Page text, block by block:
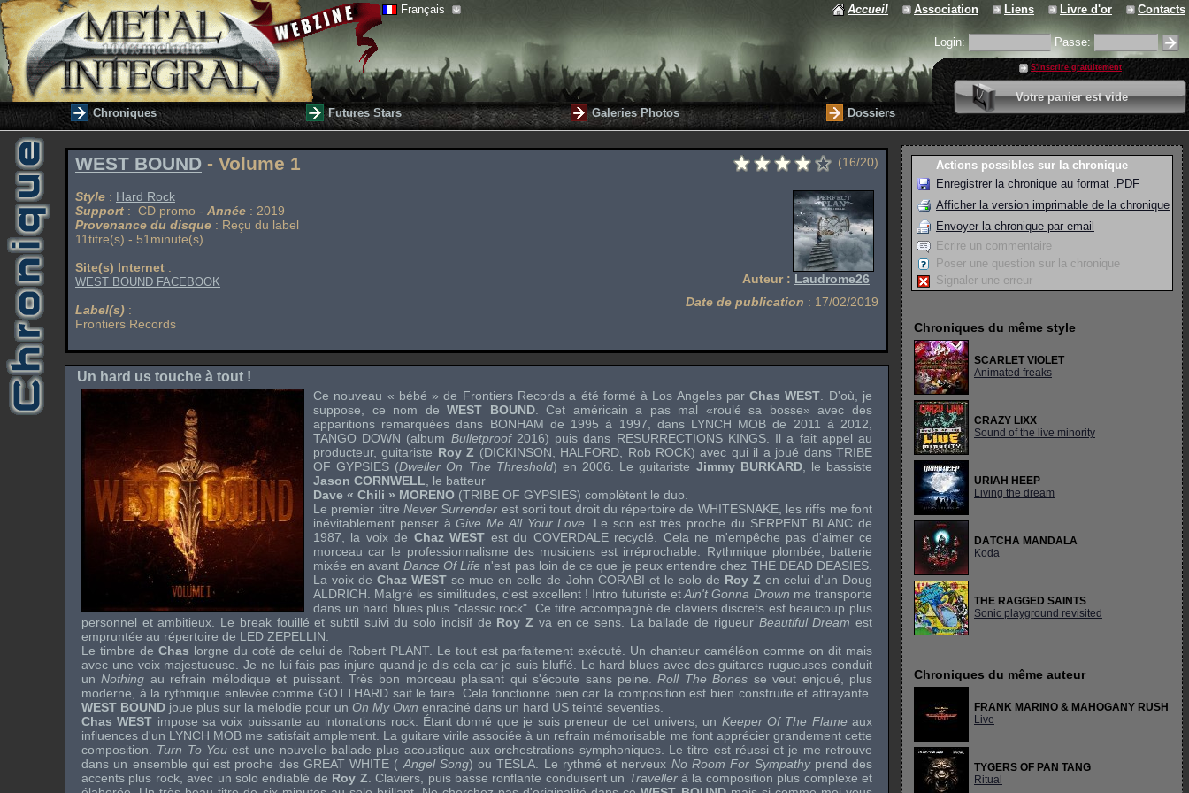
Français Accueil Association Liens Livre d'or Contacts
Login: Passe:
S'inscrire gratuitement
Votre panier est vide
0 article
Valider votre panier
Chroniques Futures Stars Galeries Photos Dossiers
WEST BOUND - Volume 1
Style : Hard Rock
Support : CD promo - Année : 2019
Provenance du disque : Reçu du label
11titre(s) - 51minute(s)
Site(s) Internet :
WEST BOUND FACEBOOK
Label(s) :
Frontiers Records
(16/20)
Auteur : Laudrome26
Date de publication : 17/02/2019
Un hard us touche à tout !
Ce nouveau « bébé » de Frontiers Recordsa été formé à Los Angeles parChas WEST . D'où, je
suppose, ce nom deWEST BOUND. Cet américain a pas mal «roulé sa bosse» avec des
apparitions remarquées dans BONHAM de 1995 à 1997, dans LYNCH MOB de 2011 à 2012,
TANGO DOWN (album Bulletproof2016) puis dans RESURRECTIONS KINGS. Il a fait appel au
producteur, guitariste Roy Z (DICKINSON HALFORD Rob ROCK) avec qui il a joué dansTRIBE
OF GYPSIES (Dweller On The Threshold) en 2006. Le guitariste Jimmy BURKARD, le bassiste
Jason CORNWELL , le batteur
Dave « Chili » MORENO (TRIBE OF GYPSIES) complètent le duo.
Le premier titre Never Surrender est sorti tout droit du répertoire de WHITESNAKE, les riffs me font
inévitablement penser àGive Me All Your Love . Le son est très proche du SERPENT BLANC de
1987, la voix de Chaz WEST est du COVERDALErecyclé. Cela ne m'empêche pas d'aimer ce
morceau car le professionnalisme des musiciens est irréprochable. Rythmique plombée, batterie
mixée en avant Dance Of Life n'est pas loin de ce que je peux entendre chez THE DEAD DEASIES
La voix deChaz WEST se mue en celle de John CORABI et le solo de Roy Z en celui d'un Doug
ALDRICH . Malgré les similitudes, c'est excellent ! Intro futuriste etAin't Gonna Drown me transporte
dans un hard blues plus "classic rock". Ce titre accompagné de claviers discrets est beaucoup plus
personnel et ambitieux. Le break fouillé et subtil suivi du solo incisif de Roy Z va en ce sens. La ballade de rigueur Beautiful Dream est
empruntée au répertoire de LED ZEPELLIN
Le timbre deChas lorgne du coté de celui de Robert PLANT. Le tout est parfaitement exécuté. Un chanteur caméléon comme on dit mais
avec une voix majestueuse. Je ne lui fais pas injure quand je dis cela car je suis bluffé. Le hard blues avec des guitares rugueuses conduit
unNothing au refrain mélodique et puissant. Très bon morceau plaisant qui s'écoute sans peine.Roll The Bones se veut enjoué, plus
moderne, à la rythmique enlevée comme GOTTHARD sait le faire. Cela fonctionne bien car la composition est bien construite et attrayante.
WEST BOUND joue plus sur la mélodie pour un On My Own enraciné dans un hard US teinté seventies.
Chas WEST impose sa voix puissante au intonations rock. Étant donné que je suis preneur de cet univers, un Keeper Of The Flame aux
influences d'un LYNCH MOB me satisfait amplement. La guitare virile associée à un refrain mémorisable me font apprécier grandement cette
composition. Turn To Youest une nouvelle ballade plus acoustique aux orchestrations symphoniques. Le titre est réussi et je me retrouve
dans un ensemble qui est proche des GREAT WHITE ( Angel Song) ouTESLA . Le rythmé et nerveux No Room For Sympathyprend des
accents plus rock, avec un solo endiablé de Roy Z . Claviers, puis basse ronflante conduisent un Travellerà la composition plus complexe et
Actions possibles sur la chronique
Enregistrer la chronique au format .PDF
Afficher la version imprimable de la chronique
Envoyer la chronique par email
Ecrire un commentaire
Poser une question sur la chronique
Signaler une erreur
Chroniques du même style
SCARLET VIOLET
Animated freaks
CRAZY LIXX
Sound of the live minority
URIAH HEEP
Living the dream
DÄTCHA MANDALA
Koda
THE RAGGED SAINTS
Sonic playground revisited
Chroniques du même auteur
FRANK MARINO & MAHOGANY RUSH
Live
TYGERS OF PAN TANG
Ritual